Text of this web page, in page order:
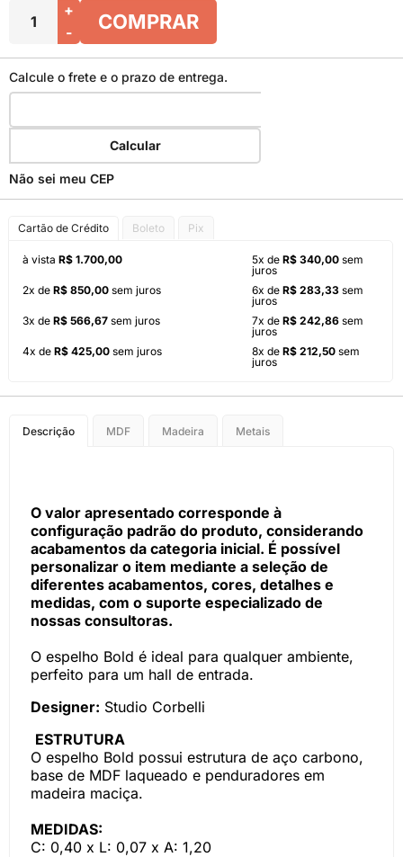
+
-
COMPRAR
Calcule o frete e o prazo de entrega.
Calcular
Não sei meu CEP
Cartão de Crédito Boleto Pix
à vista R$ 1.700,00
2x de R$ 850,00 sem juros
3x de R$ 566,67 sem juros
4x de R$ 425,00 sem juros
5x de R$ 340,00 sem
juros
6x de R$ 283,33 sem
juros
7x de R$ 242,86 sem
juros
8x de R$ 212,50 sem
juros
Descrição MDF Madeira Metais
O valor apresentado corresponde à
configuração padrão do produto, considerando
acabamentos da categoria inicial. É possível
personalizar o item mediante a seleção de
diferentes acabamentos, cores, detalhes e
medidas, com o suporte especializado de
nossas consultoras.
O espelho Bold é ideal para qualquer ambiente,
perfeito para um hall de entrada.
Designer: Studio Corbelli
ESTRUTURA
O espelho Bold possui estrutura de aço carbono,
base de MDF laqueado e penduradores em
madeira maciça.
MEDIDAS:
C: 0,40 x L: 0,07 x A: 1,20